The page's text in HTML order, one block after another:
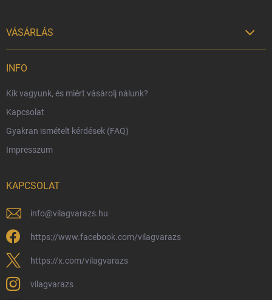
VÁSÁRLÁS 
Harry Potter bolt Magyarország
Rendelésem
Reklamáció és visszáru
Hűségprogram
Általános Szerződési Feltételek
Adatvédelmi feltételek
Védjegyek és szerzői jogok
Fémjelzés és nemesfém-tájékoztató
INFO
Kik vagyunk, és miért vásárolj nálunk?
Kapcsolat
Gyakran ismételt kérdések (FAQ)
Impresszum
KAPCSOLAT
info@vilagvarazs.hu
https://www.facebook.com/vilagvarazs
https://x.com/vilagvarazs
vilagvarazs